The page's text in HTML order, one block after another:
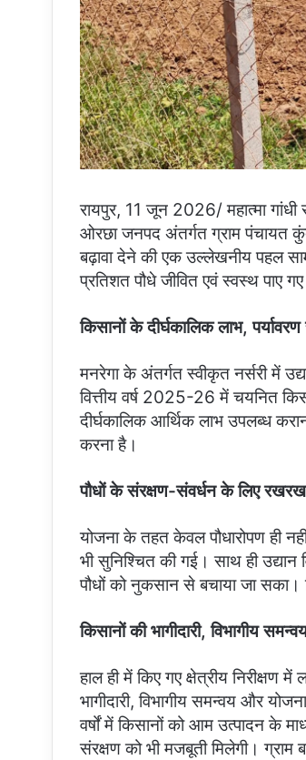
रायपुर, 11 जून 2026/ महात्मा गांधी
ओरछा जनपद अंतर्गत ग्राम पंचायत
बढ़ावा देने की एक उल्लेखनीय पहल
प्रतिशत पौधे जीवित एवं स्वस्थ पाए
किसानों के दीर्घकालिक लाभ,
मनरेगा के अंतर्गत स्वीकृत नर्सरी में
वित्तीय वर्ष 2025-26 में चयनित
दीर्घकालिक आर्थिक लाभ उपलब्ध
करना है।
पौधों के संरक्षण-संवर्धन के लिए
योजना के तहत केवल पौधारोपण ही
भी सुनिश्चित की गई। साथ ही उद्यान
पौधों को नुकसान से बचाया जा
किसानों की भागीदारी, विभागीय
हाल ही में किए गए क्षेत्रीय निरीक्षण
भागीदारी, विभागीय समन्वय और
वर्षों में किसानों को आम उत्पादन के
संरक्षण को भी मजबूती मिलेगी। ग्राम